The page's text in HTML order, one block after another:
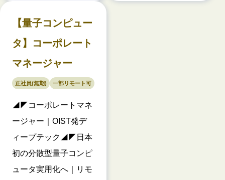
【量子コンピュー
タ】コーポレート
マネージャー
正社員(無期) 一部リモート可
◢◤コーポレートマネ
ージャー｜OIST発デ
ィープテック◢◤日本
初の分散型量子コンピ
ュータ実用化へ｜リモ